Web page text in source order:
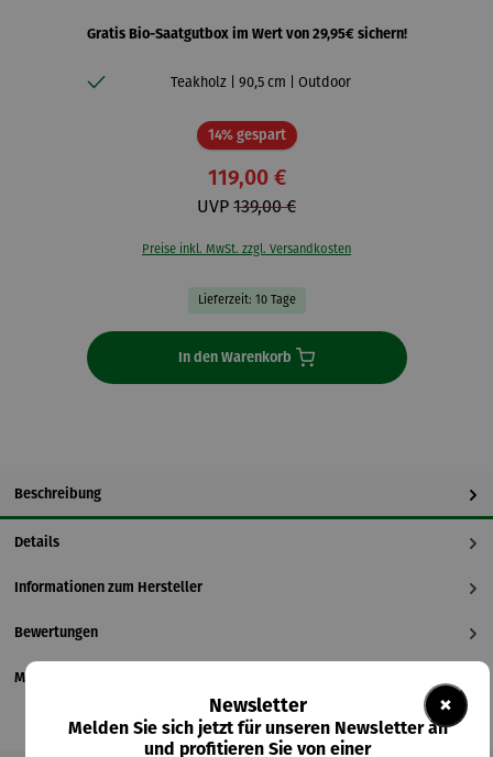
Gratis Bio-Saatgutbox im Wert von 29,95€ sichern!
Teakholz | 90,5 cm | Outdoor
14% gespartRabatt
119,00 €
UVP 139,00 €
Preise inkl. MwSt. zzgl. Versandkosten
Lieferzeit: 10 Tage
In den Warenkorb
Beschreibung
Details
Informationen zum Hersteller
Bewertungen
Magazinbeitrag
×
Newsletter
Melden Sie sich jetzt für unseren Newsletter an
und profitieren Sie von einer